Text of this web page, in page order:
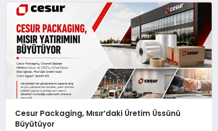
Cesur Packaging, Mısır’daki Üretim Üssünü
Büyütüyor